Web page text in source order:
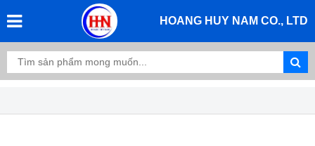
HOANG HUY NAM CO., LTD